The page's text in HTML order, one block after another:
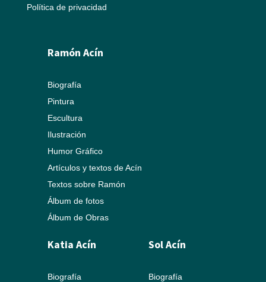
Política de privacidad
Ramón Acín
Biografía
Pintura
Escultura
Ilustración
Humor Gráfico
Artículos y textos de Acín
Textos sobre Ramón
Álbum de fotos
Álbum de Obras
Katia Acín
Biografía
Sol Acín
Biografía